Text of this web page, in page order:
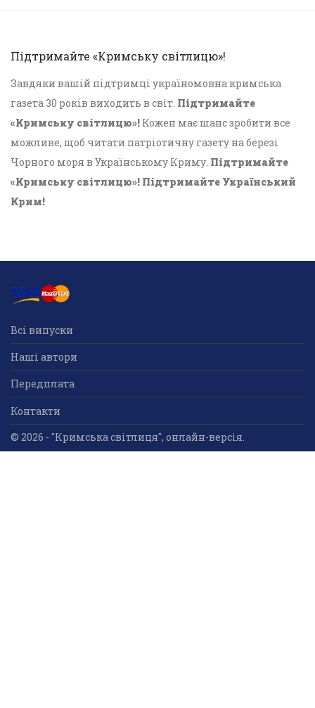
Підтримайте «Кримську світлицю»!
Завдяки вашій підтримці україномовна кримська
газета 30 років виходить в світ. Підтримайте
«Кримську світлицю»! Кожен має шанс зробити все
можливе, щоб читати патріотичну газету на березі
Чорного моря в Українському Криму. Підтримайте
«Кримську світлицю»! Підтримайте Український
Крим!
Всі випуски
Наші автори
Передплата
Контакти
© 2026 - "Кримська світлиця", онлайн-версія.